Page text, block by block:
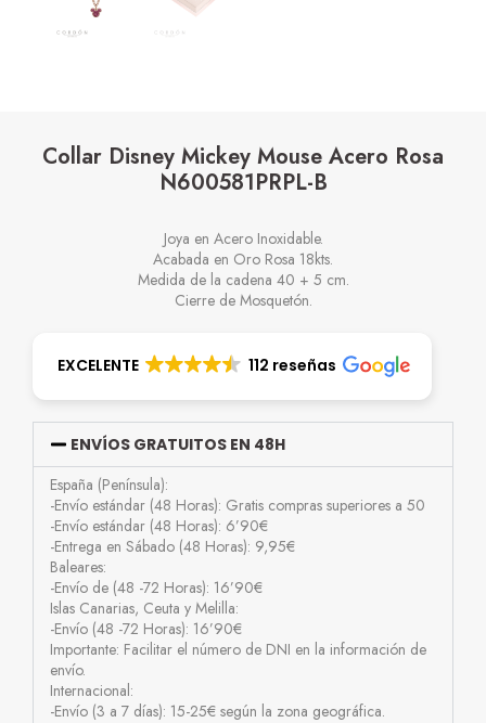
Collar Disney Mickey Mouse Acero Rosa
N600581PRPL-B
Joya en Acero Inoxidable.
Acabada en Oro Rosa 18kts.
Medida de la cadena 40 + 5 cm.
Cierre de Mosquetón.
EXCELENTE 112 reseñas
ENVÍOS GRATUITOS EN 48H
España (Península):
-Envío estándar (48 Horas): Gratis compras superiores a 50
-Envío estándar (48 Horas): 6’90€
-Entrega en Sábado (48 Horas): 9,95€
Baleares:
-Envío de (48 -72 Horas): 16’90€
Islas Canarias, Ceuta y Melilla:
-Envío (48 -72 Horas): 16’90€
Importante: Facilitar el número de DNI en la información de
envío.
Internacional:
-Envío (3 a 7 días): 15-25€ según la zona geográfica.